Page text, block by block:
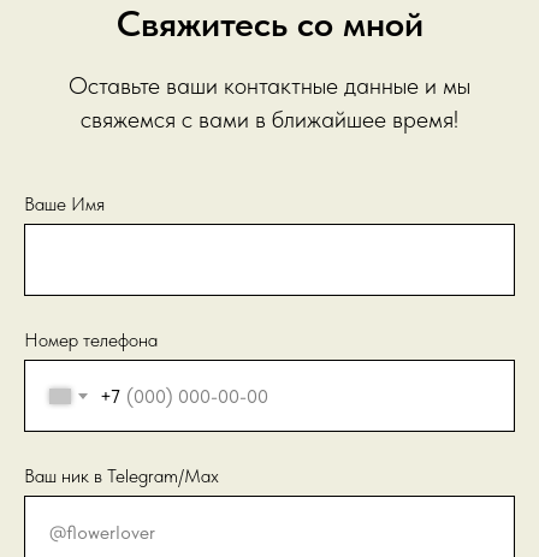
Свяжитесь со мной
Оставьте ваши контактные данные и мы
свяжемся с вами в ближайшее время!
Ваше Имя
Номер телефона
+7
Ваш ник в Telegram/Max